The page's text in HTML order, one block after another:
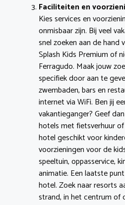
Faciliteiten en
Kies services en
onmisbaar zijn. Bij veel
snel zoeken aan de hand
Splash Kids Premium of
Ferragudo. Maak jouw
specifiek door aan te
zwembaden, bars en
internet via WiFi. Ben jij
vakantieganger? Geef
hotels met fietsverhuur
hotel geschikt voor
voorzieningen voor de
speeltuin, oppasservice,
animatie. Een laatste
hotel. Zoek naar resorts
strand, in het centrum of